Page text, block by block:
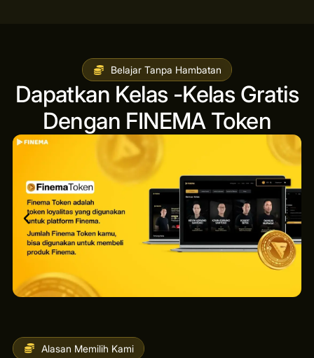
Belajar Tanpa Hambatan
Dapatkan Kelas -Kelas Gratis
Dengan FINEMA Token
Alasan Memilih Kami